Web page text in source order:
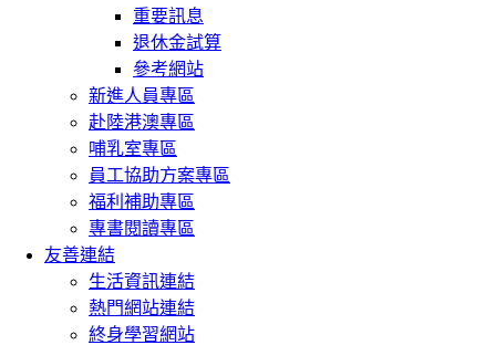
重要訊息
退休金試算
參考網站
新進人員專區
赴陸港澳專區
哺乳室專區
員工協助方案專區
福利補助專區
專書閱讀專區
友善連結
生活資訊連結
熱門網站連結
終身學習網站